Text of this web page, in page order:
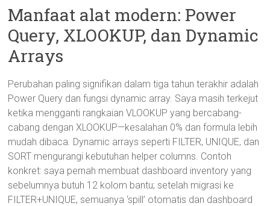
Manfaat alat modern: Power
Query, XLOOKUP, dan Dynamic
Arrays
Perubahan paling signifikan dalam tiga tahun terakhir adalah
Power Query dan fungsi dynamic array. Saya masih terkejut
ketika mengganti rangkaian VLOOKUP yang bercabang-
cabang dengan XLOOKUP—kesalahan 0% dan formula lebih
mudah dibaca. Dynamic arrays seperti FILTER, UNIQUE, dan
SORT mengurangi kebutuhan helper columns. Contoh
konkret: saya pernah membuat dashboard inventory yang
sebelumnya butuh 12 kolom bantu; setelah migrasi ke
FILTER+UNIQUE, semuanya ‘spill’ otomatis dan dashboard